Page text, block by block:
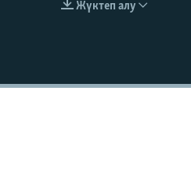
EMBED
Жүктеп алу